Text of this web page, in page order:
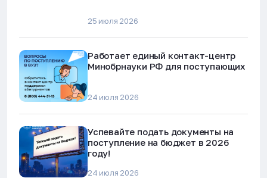
25 июля 2026
Работает единый контакт-центр
Минобрнауки РФ для поступающих
24 июля 2026
Успевайте подать документы на
поступление на бюджет в 2026
году!
24 июля 2026